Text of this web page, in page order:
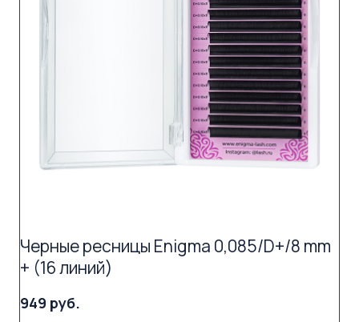
Черные ресницы Enigma 0,085/D+/8 mm
+ (16 линий)
949 руб.